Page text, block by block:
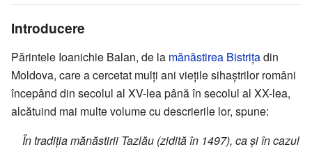
Introducere
Părintele Ioanichie Balan, de la mănăstirea Bistrițadin
Moldova, care a cercetat mulți ani viețile sihaștrilor români
începând din secolul al XV-lea până în secolul al XX-lea,
alcătuind mai multe volume cu descrierile lor, spune:
În tradiția mănăstirii Tazlău (zidită în 1497), ca și în cazul